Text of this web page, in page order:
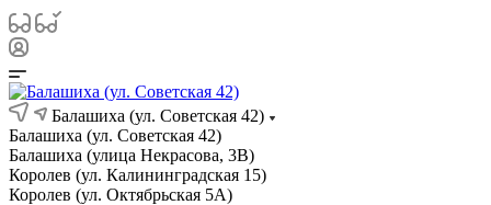
Балашиха (ул. Советская 42)
Балашиха (ул. Советская 42)
Балашиха (улица Некрасова, 3В)
Королев (ул. Калининградская 15)
Королев (ул. Октябрьская 5А)